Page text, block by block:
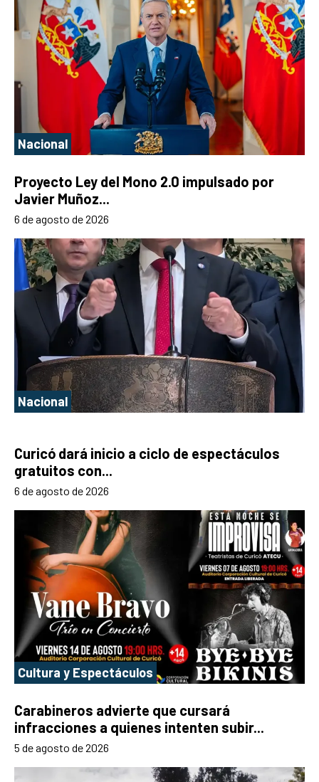
Nacional
Proyecto Ley del Mono 2.0 impulsado por
Javier Muñoz...
6 de agosto de 2026
Nacional
Curicó dará inicio a ciclo de espectáculos
gratuitos con...
6 de agosto de 2026
Cultura y Espectáculos
Carabineros advierte que cursará
infracciones a quienes intenten subir...
5 de agosto de 2026